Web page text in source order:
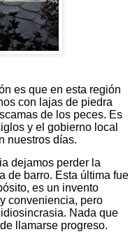
es que en esta región
con lajas de piedra
de los peces. Es
y el gobierno local
nuestros días.
dejamos perder la
de barro. Esta última fue
es un invento
conveniencia, pero
Nada que
llamarse progreso.